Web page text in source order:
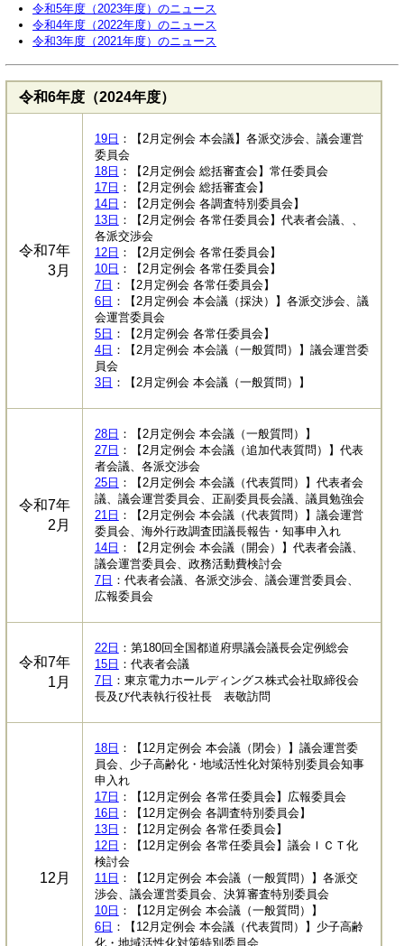
令和5年度（2023年度）のニュース
令和4年度（2022年度）のニュース
令和3年度（2021年度）のニュース
令和6年度（2024年度）
令和7年
3月
19日 ：【2月定例会 本会議】各派交渉会、議会運営
委員会
18日 ：【2月定例会 総括審査会】常任委員会
17日 ：【2月定例会 総括審査会】
14日 ：【2月定例会 各調査特別委員会】
13日 ：【2月定例会 各常任委員会】代表者会議、、
各派交渉会
12日 ：【2月定例会 各常任委員会】
10日 ：【2月定例会 各常任委員会】
7日 ：【2月定例会 各常任委員会】
6日 ：【2月定例会 本会議（採決）】各派交渉会、議
会運営委員会
5日 ：【2月定例会 各常任委員会】
4日 ：【2月定例会 本会議（一般質問）】議会運営委
員会
3日 ：【2月定例会 本会議（一般質問）】
令和7年
2月
28日 ：【2月定例会 本会議（一般質問）】
27日 ：【2月定例会 本会議（追加代表質問）】代表
者会議、各派交渉会
25日 ：【2月定例会 本会議（代表質問）】代表者会
議、議会運営委員会、正副委員長会議、議員勉強会
21日 ：【2月定例会 本会議（代表質問）】議会運営
委員会、海外行政調査団議長報告・知事申入れ
14日 ：【2月定例会 本会議（開会）】代表者会議、
議会運営委員会、政務活動費検討会
7日 ：代表者会議、各派交渉会、議会運営委員会、
広報委員会
令和7年
1月
22日 ：第180回全国都道府県議会議長会定例総会
15日 ：代表者会議
7日 ：東京電力ホールディングス株式会社取締役会
長及び代表執行役社長 表敬訪問
12月
18日 ：【12月定例会 本会議（閉会）】議会運営委
員会、少子高齢化・地域活性化対策特別委員会知事
申入れ
17日 ：【12月定例会 各常任委員会】広報委員会
16日 ：【12月定例会 各調査特別委員会】
13日 ：【12月定例会 各常任委員会】
12日 ：【12月定例会 各常任委員会】議会ＩＣＴ化
検討会
11日 ：【12月定例会 本会議（一般質問）】各派交
渉会、議会運営委員会、決算審査特別委員会
10日 ：【12月定例会 本会議（一般質問）】
6日 ：【12月定例会 本会議（代表質問）】少子高齢
化・地域活性化対策特別委員会